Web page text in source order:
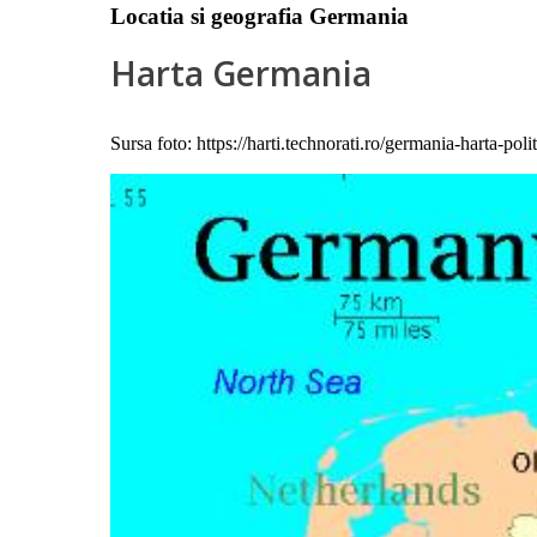
Locatia si geografia Germania
Harta Germania
Sursa foto: https://harti.technorati.ro/germania-harta-